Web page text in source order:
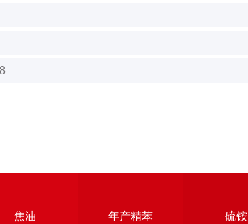
焦油 年产精苯 硫铵